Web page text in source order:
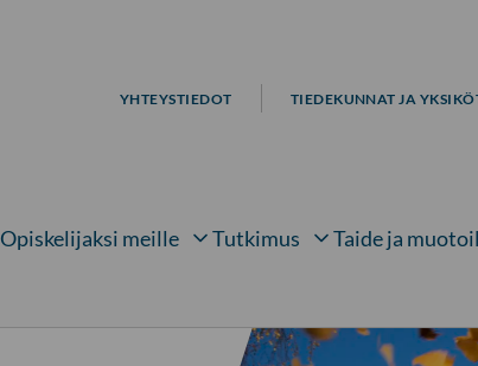
YHTEYSTIEDOT TIEDEKUNNAT JA
Avaa alavalikko kohteelle
Opiskelijaksi meille
Avaa alavalikko
Tutkimus Taide ja